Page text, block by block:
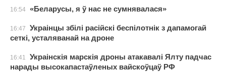
16:54 «Беларусы, я ў нас не сумнявалася»
16:47
Украінцы збілі расійскі беспілотнік з дапамогай
сеткі, усталяванай на дроне
16:41
Украінскія марскія дроны атакавалі Ялту падчас
нарады высокапастаўленых вайскоўцаў РФ